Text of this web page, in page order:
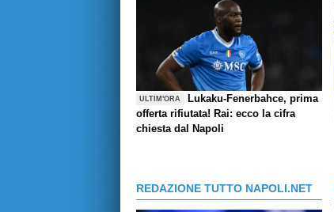
ULTIM'ORA
Lukaku-Fenerbahce, prima
offerta rifiutata! Rai: ecco la cifra
chiesta dal Napoli
REDAZIONE TUTTO NAPOLI.NET